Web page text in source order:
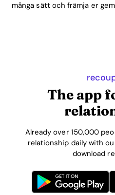
många sätt och främja er
The app
Already over 150,000
relationship daily with
download